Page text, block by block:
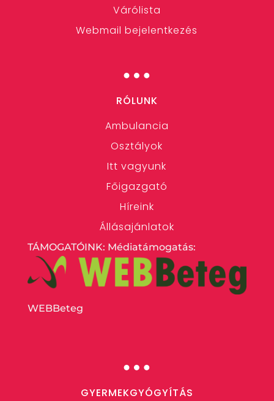
Várólista
Webmail bejelentkezés
…
RÓLUNK
Ambulancia
Osztályok
Itt vagyunk
Főigazgató
Híreink
Állásajánlatok
TÁMOGATÓINK: Médiatámogatás:
WEBBeteg
…
GYERMEKGYÓGYÍTÁS